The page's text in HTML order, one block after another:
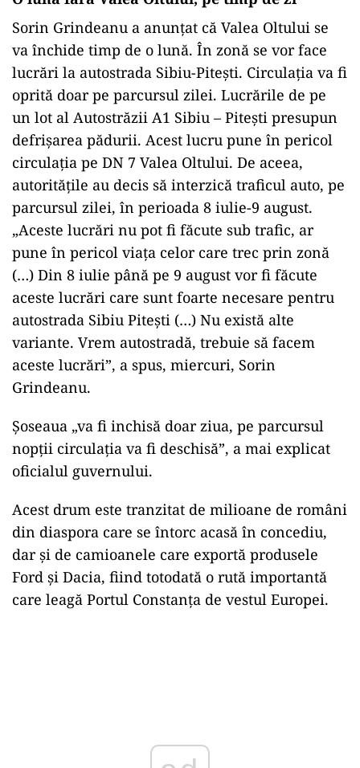
Sorin Grindeanu a anunțat că Valea Oltului se
va închide timp de o lună. În zonă se vor face
lucrări la autostrada Sibiu-Pitești. Circulația va fi
oprită doar pe parcursul zilei. Lucrările de pe
un lot al Autostrăzii A1 Sibiu – Pitești presupun
defrișarea pădurii. Acest lucru pune în pericol
circulația pe DN 7 Valea Oltului. De aceea,
autoritățile au decis să interzică traficul auto, pe
parcursul zilei, în perioada 8 iulie-9 august.
„Aceste lucrări nu pot fi făcute sub trafic, ar
pune în pericol viața celor care trec prin zonă
(…) Din 8 iulie până pe 9 august vor fi făcute
aceste lucrări care sunt foarte necesare pentru
autostrada Sibiu Pitești (…) Nu există alte
variante. Vrem autostradă, trebuie să facem
aceste lucrări”, a spus, miercuri, Sorin
Grindeanu.
Șoseaua „va fi inchisă doar ziua, pe parcursul
nopții circulația va fi deschisă”, a mai explicat
oficialul guvernului.
Acest drum este tranzitat de milioane de români
din diaspora care se întorc acasă în concediu,
dar și de camioanele care exportă produsele
Ford și Dacia, fiind totodată o rută importantă
care leagă Portul Constanța de vestul Europei.